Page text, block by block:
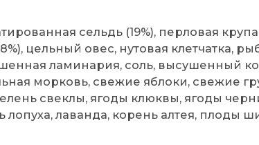
сельдь (19%), перловая
цельный овес, нутовая клетчатка,
ламинария, соль, высушенный
морковь, свежие яблоки, свежие
свеклы, ягоды клюквы, ягоды
лопуха, лаванда, корень алтея, плоды